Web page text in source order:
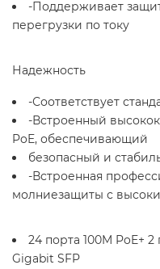
-Поддерживает
перегрузки по току
Надежность
-Соответствует
-Встроенный
PoE, обеспечивающий
безопасный и
-Встроенная
молниезащиты с
24 порта 100M PoE+
Gigabit SFP